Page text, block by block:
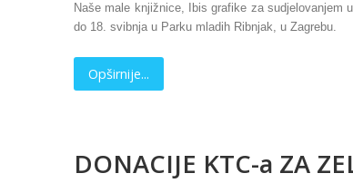
Naše male knjižnice, Ibis grafike za
do 18. svibnja u Parku mladih Ribnjak, u Zagrebu.
Opširnije...
DONACIJE KTC-a ZA